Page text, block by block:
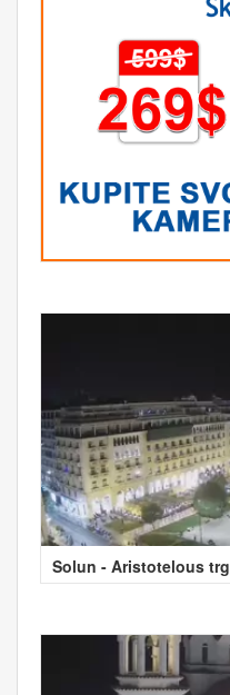
Solun - Aristotelous trg